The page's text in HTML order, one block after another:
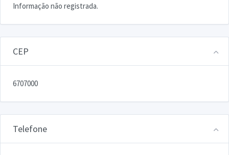
Informação não registrada.
CEP
6707000
Telefone